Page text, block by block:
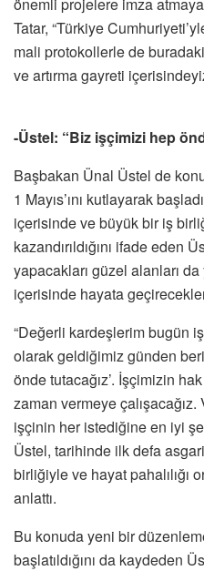
Tatar, “Türkiye
mali protokollerle de
ve artırma gayreti
-Üstel: “Biz işçimizi hep
Başbakan Ünal Üstel de
1 Mayıs’ını kutlayarak
içerisinde ve büyük bir iş
kazandırıldığını ifade eden
yapacakları güzel alanları
içerisinde hayata
“Değerli kardeşlerim bugün
olarak geldiğimiz günden
önde tutacağız’. İşçimizin
zaman vermeye
işçinin her istediğine en iyi
Üstel, tarihinde ilk defa
birliğiyle ve hayat pahalılığı
anlattı.
Bu konuda yeni bir
başlatıldığını da kaydeden